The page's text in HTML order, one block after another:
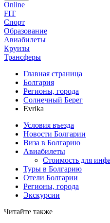
Online
FIT
Спорт
Образование
Авиабилеты
Круизы
Трансферы
Главная страница
Болгария
Регионы, города
Солнечный Берег
Evrika
Условия въезда
Новости Болгарии
Виза в Болгарию
Авиабилеты
Стоимость для
Туры в Болгарию
Отели Болгарии
Регионы, города
Экскурсии
Читайте также